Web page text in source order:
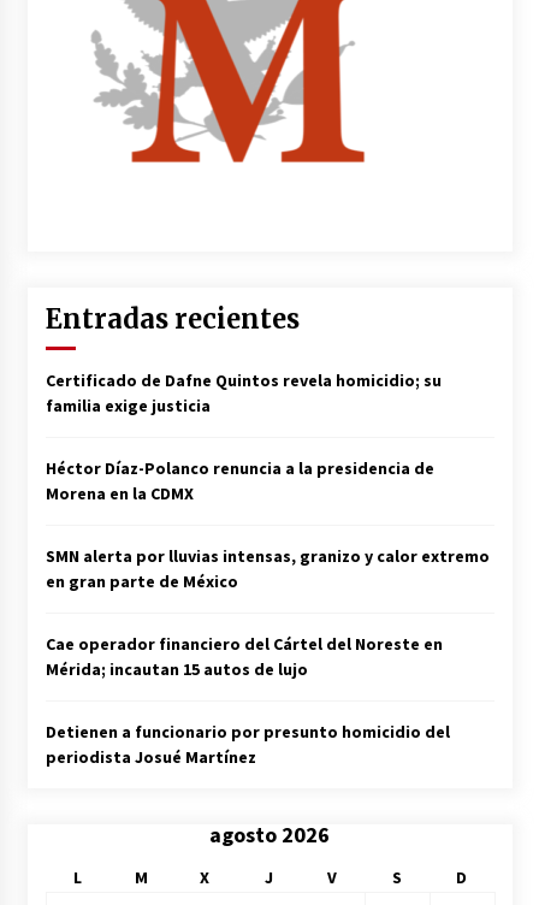
Entradas recientes
Certificado de Dafne Quintos revela homicidio; su
familia exige justicia
Héctor Díaz-Polanco renuncia a la presidencia de
Morena en la CDMX
SMN alerta por lluvias intensas, granizo y calor extremo
en gran parte de México
Cae operador financiero del Cártel del Noreste en
Mérida; incautan 15 autos de lujo
Detienen a funcionario por presunto homicidio del
periodista Josué Martínez
agosto 2026
L M X J V S
D